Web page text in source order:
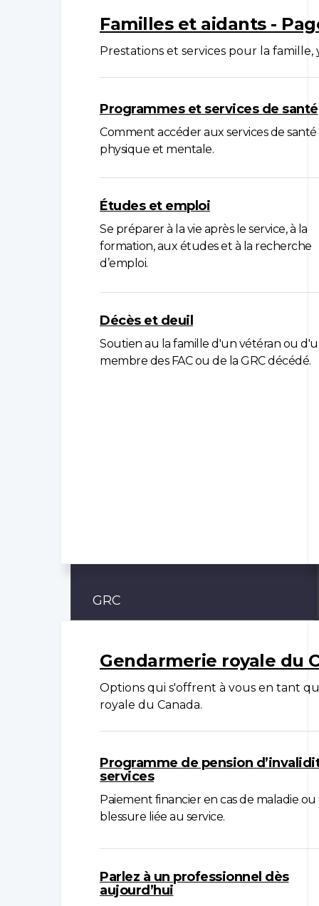
Familles et aidants -
Prestations et services pour la
Programmes et services de santé
Comment accéder aux services de santé
physique et mentale.
Études et emploi
Se préparer à la vie après le service, à la
formation, aux études et à la recherche
d’emploi.
Décès et deuil
Soutien au la famille d'un vétéran ou
membre des FAC ou de la GRC décédé.
GRC
Gendarmerie royale du
Options qui s'offrent à vous en tant
royale du Canada.
Programme de pension
services
Paiement financier en cas de maladie ou
blessure liée au service.
Parlez à un professionnel dès
aujourd’hui